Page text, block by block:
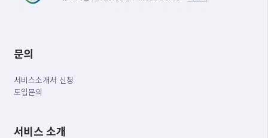
문의
서비스소개서 신청
도입문의
서비스 소개